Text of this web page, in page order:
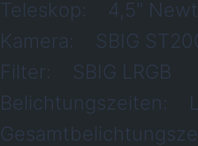
Teleskop: 4,5"
Kamera: SBIG
Filter: SBIG LRGB
Belichtungszeiten: